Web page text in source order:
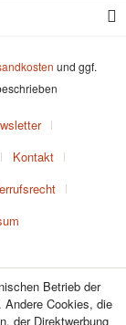
und ggf.
Kontakt
Betrieb der
Cookies, die
der Direktwerbung